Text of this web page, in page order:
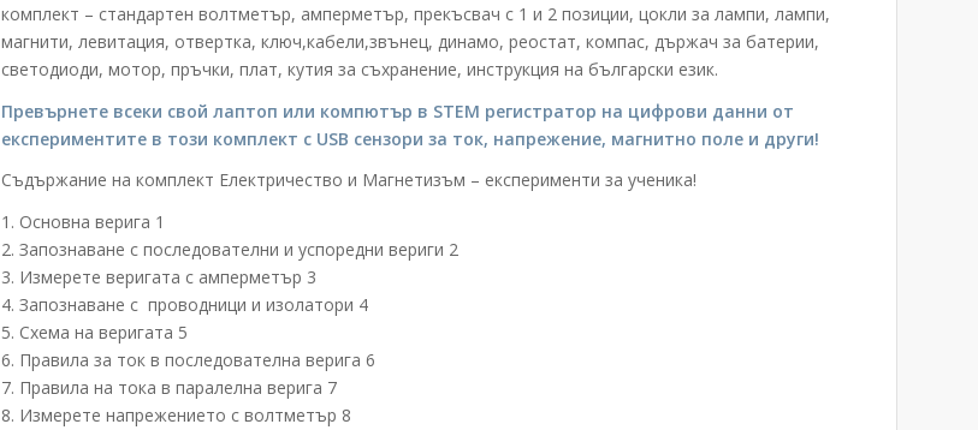
комплект – стандартен волтметър, амперметър, прекъсвач с 1 и 2 позиции, цокли за лампи, лампи,
магнити, левитация, отвертка, ключ,кабели,звънец, динамо, реостат, компас, държач за батерии,
светодиоди, мотор, пръчки, плат, кутия за съхранение, инструкция на български език.
Превърнете всеки свой лаптоп или компютър в STEM регистратор на цифрови данни от
експериментите в този комплект с USB сензори за ток, напрежение, магнитно поле и други!
Съдържание на комплект Електричество и Магнетизъм – експерименти за ученика!
1. Основна верига 1
2. Запознаване с последователни и успоредни вериги 2
3. Измерете веригата с амперметър 3
4. Запознаване с проводници и изолатори 4
5. Схема на веригата 5
6. Правила за ток в последователна верига 6
7. Правила на тока в паралелна верига 7
8. Измерете напрежението с волтметър 8